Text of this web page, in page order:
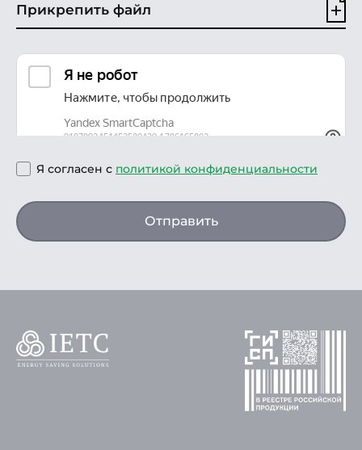
Прикрепить файл
Я согласен с политикой конфиденциальности
Отправить